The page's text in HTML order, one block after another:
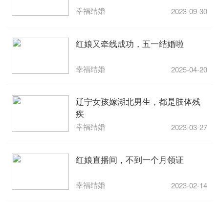
幸福结婚 2023-09-30
红娘又牵线成功，五一结婚啦
幸福结婚 2025-04-20
辽宁女孩嫁湖北男生，都是肢体残
疾
幸福结婚 2023-03-27
红娘直播间，不到一个月领证
幸福结婚 2023-02-14